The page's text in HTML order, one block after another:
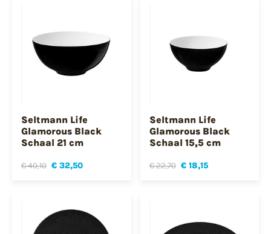
Seltmann Life
Glamorous Black
Schaal 21 cm
€ 40,10 € 32,50
Seltmann Life
Glamorous Black
Schaal 15,5 cm
€ 22,70 € 18,15